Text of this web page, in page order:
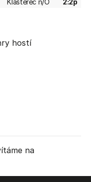
Klášterec n/O 2:2p
hostí
na